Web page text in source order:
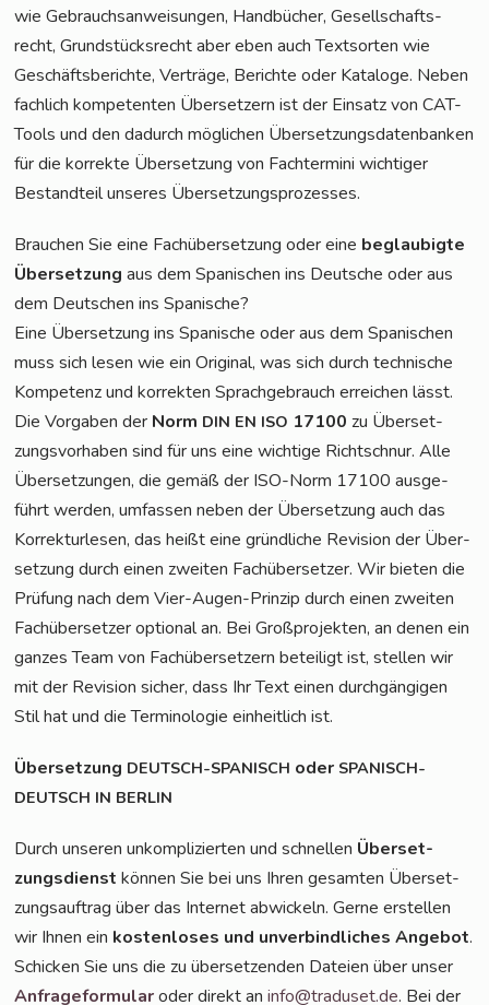
wie Gebrauchs­an­wei­sun­gen, Hand­bü­cher, Gesell­schafts­
recht, Grund­stücks­recht aber eben auch Text­sor­ten wie
Geschäfts­be­rich­te, Ver­trä­ge, Berich­te oder Kata­lo­ge. Neben
fach­lich kom­pe­ten­ten Über­set­zern ist der Ein­satz von CAT-
Tools und den dadurch mög­li­chen Über­set­zungs­da­ten­ban­ken
für die kor­rek­te Über­set­zung von Fach­ter­mi­ni wich­ti­ger
Bestand­teil unse­res Übersetzungsprozesses.
Brau­chen Sie eine Fach­über­set­zung oder eine beglau­big­te
Über­set­zung aus dem Spa­ni­schen ins Deut­sche oder aus
dem Deut­schen ins Spanische?
Eine Über­set­zung ins Spa­ni­sche oder aus dem Spa­ni­schen
muss sich lesen wie ein Ori­gi­nal, was sich durch tech­ni­sche
Kom­pe­tenz und kor­rek­ten Sprach­ge­brauch errei­chen lässt.
Die Vor­ga­ben der Norm DIN EN ISO 17100 zu Über­set­
zungs­vor­ha­ben sind für uns eine wich­ti­ge Richt­schnur. Alle
Über­set­zun­gen, die gemäß der ISO-Norm 17100 aus­ge­
führt wer­den, umfas­sen neben der Über­set­zung auch das
Kor­rek­tur­le­sen, das heißt eine gründ­li­che Revi­si­on der Über­
set­zung durch einen zwei­ten Fach­über­set­zer. Wir bie­ten die
Prü­fung nach dem Vier-Augen-Prin­zip durch einen zwei­ten
Fach­über­set­zer optio­nal an. Bei Groß­pro­jek­ten, an denen ein
gan­zes Team von Fach­über­set­zern betei­ligt ist, stel­len wir
mit der Revi­si­on sicher, dass Ihr Text einen durch­gän­gi­gen
Stil hat und die Ter­mi­no­lo­gie ein­heit­lich ist.
Über­set­zung DEUTSCH-SPANISCH oder SPANISCH-
DEUTSCH IN BERLIN
Durch unse­ren unkom­pli­zier­ten und schnel­len Über­set­
zungs­dienst kön­nen Sie bei uns Ihren gesam­ten Über­set­
zungs­auf­trag über das Inter­net abwi­ckeln. Ger­ne erstel­len
wir Ihnen ein kos­ten­lo­ses und unver­bind­li­ches Ange­bot.
Schi­cken Sie uns die zu über­set­zen­den Datei­en über unser
Anfra­ge­for­mu­laroder direkt aninfo@traduset.de. Bei der